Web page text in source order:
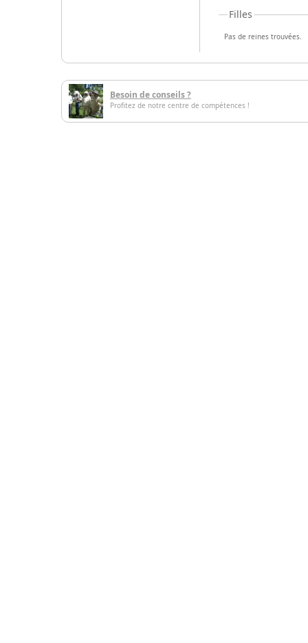
Filles
Pas de reines trouvées.
Besoin de conseils ?
Profitez de notre centre de compétences !